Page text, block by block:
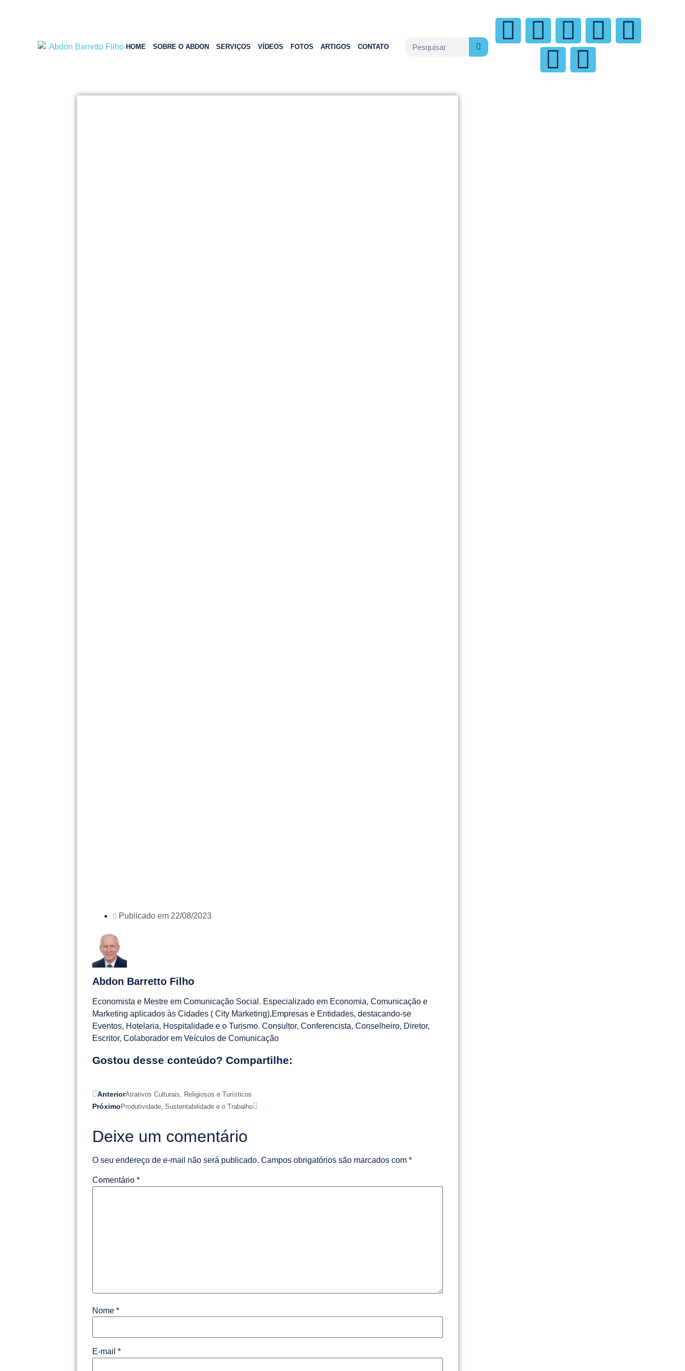
HOME SOBRE O ABDON SERVIÇOS VÍDEOS FOTOS ARTIGOS CONTATO
Publicado em 22/08/2023
Abdon Barretto Filho
Economista e Mestre em Comunicação Social. Especializado em Economia, Comunicação e
Marketing aplicados às Cidades ( City Marketing),Empresas e Entidades, destacando-se
Eventos, Hotelaria, Hospitalidade e o Turismo. Consultor, Conferencista, Conselheiro, Diretor,
Escritor, Colaborador em Veículos de Comunicação
Gostou desse conteúdo? Compartilhe:
AnteriorAtrativos Culturais, Religiosos e Turísticos
Próximo Produtividade, Sustentabilidade e o Trabalho
Deixe um comentário
O seu endereço de e-mail não será publicado. Campos obrigatórios são marcados com *
Comentário *
Nome *
E-mail *